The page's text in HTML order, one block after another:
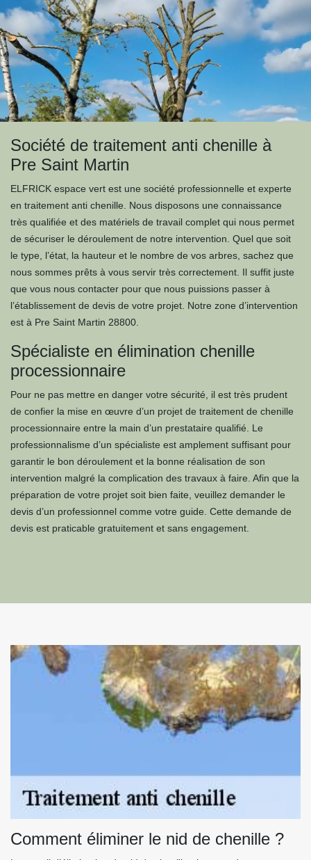
Société de traitement anti chenille à
Pre Saint Martin
ELFRICK espace vert est une société professionnelle et experte
en traitement anti chenille. Nous disposons une connaissance
très qualifiée et des matériels de travail complet qui nous permet
de sécuriser le déroulement de notre intervention. Quel que soit
le type, l’état, la hauteur et le nombre de vos arbres, sachez que
nous sommes prêts à vous servir très correctement. Il suffit juste
que vous nous contacter pour que nous puissions passer à
l’établissement de devis de votre projet. Notre zone d’intervention
est à Pre Saint Martin 28800.
Spécialiste en élimination chenille
processionnaire
Pour ne pas mettre en danger votre sécurité, il est très prudent
de confier la mise en œuvre d’un projet de traitement de chenille
processionnaire entre la main d’un prestataire qualifié. Le
professionnalisme d’un spécialiste est amplement suffisant pour
garantir le bon déroulement et la bonne réalisation de son
intervention malgré la complication des travaux à faire. Afin que la
préparation de votre projet soit bien faite, veuillez demander le
devis d’un professionnel comme votre guide. Cette demande de
devis est praticable gratuitement et sans engagement.
Comment éliminer le nid de chenille ?